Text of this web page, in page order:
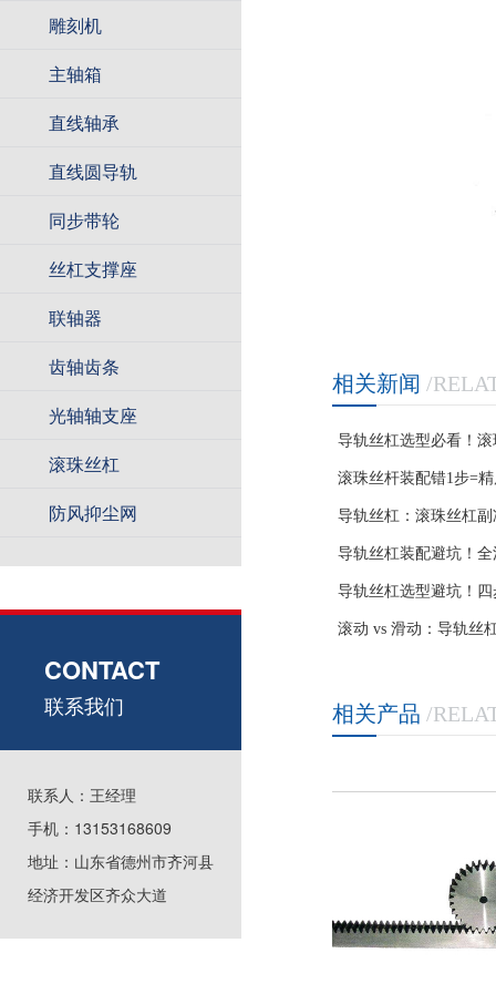
雕刻机
主轴箱
直线轴承
直线圆导轨
同步带轮
丝杠支撑座
联轴器
齿轴齿条
光轴轴支座
滚珠丝杠
防风抑尘网
CONTACT
联系我们
联系人：王经理
手机：13153168609
地址：山东省德州市齐河县
经济开发区齐众大道
相关新闻 /
导轨丝杠选型必看！
错多花冤枉钱还影响精
滚珠丝杆装配错1步=
全流程，零间隙实操指
导轨丝杠：滚珠丝杠
导轨丝杠装配避坑！
于装配不规范，一次
导轨丝杠选型避坑！
在用，杜绝动力不足
滚动 vs 滑动：导轨丝
相关产品 /